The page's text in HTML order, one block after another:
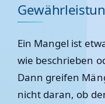
Ein Mangel ist
wie beschrieben
Dann greifen
nicht daran, ob